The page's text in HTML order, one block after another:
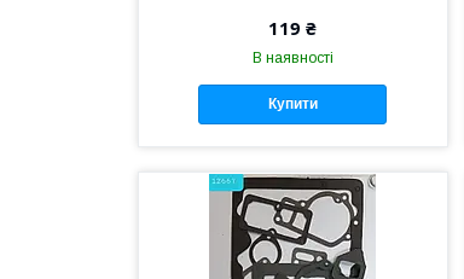
119 ₴
В наявності
Купити